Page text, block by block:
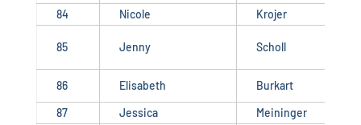
84
Nicole Krojer
85 Jenny Scholl
86 Elisabeth
Burkart
87
Jessica
Meininger